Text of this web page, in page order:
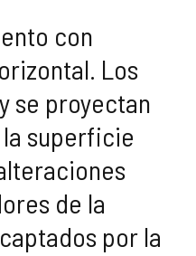
con
Los
se proyectan
superficie
de la
por la